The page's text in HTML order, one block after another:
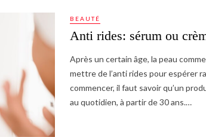
BEAUTÉ
Anti rides: sérum ou
Après un certain âge, la peau
mettre de l’anti rides pour espérer
commencer, il faut savoir qu’un
au quotidien, à partir de 30 ans.…